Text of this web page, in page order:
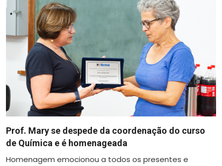
Prof. Mary se despede da coordenação do curso
de Química e é homenageada
Homenagem emocionou a todos os presentes e